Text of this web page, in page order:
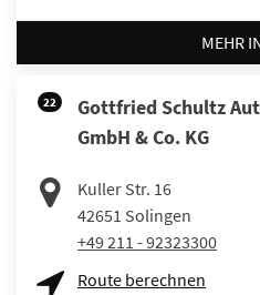
MEHR
22
Gottfried Schultz
GmbH & Co. KG
Kuller Str. 16
42651 Solingen
+49 211 - 92323300
Route berechnen